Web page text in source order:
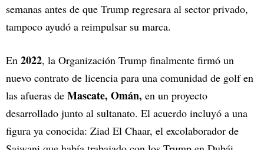
semanas antes de que Trump regresara al sector privado,
tampoco ayudó a reimpulsar su marca.
En 2022, la Organización Trump finalmente firmó un
nuevo contrato de licencia para una comunidad de golf en
las afueras de Mascate, Omán, en un proyecto
desarrollado junto al sultanato. El acuerdo incluyó a una
figura ya conocida: Ziad El Chaar, el excolaborador de